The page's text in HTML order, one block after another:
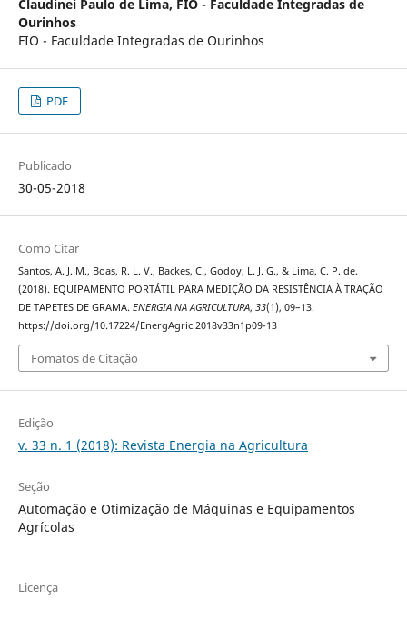
Claudinei Paulo de Lima, FIO - Faculdade Integradas de
Ourinhos
FIO - Faculdade Integradas de Ourinhos
PDF
Publicado
30-05-2018
Como Citar
Santos, A. J. M., Boas, R. L. V., Backes, C., Godoy, L. J. G., & Lima, C. P. de.
(2018). EQUIPAMENTO PORTÁTIL PARA MEDIÇÃO DA RESISTÊNCIA À TRAÇÃO
DE TAPETES DE GRAMA. ENERGIA NA AGRICULTURA, 33(1), 09–13.
https://doi.org/10.17224/EnergAgric.2018v33n1p09-13
Fomatos de Citação
Edição
v. 33 n. 1 (2018): Revista Energia na Agricultura
Seção
Automação e Otimização de Máquinas e Equipamentos
Agrícolas
Licença